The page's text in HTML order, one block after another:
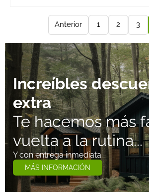
Anterior 1 2 3
Increíbles
extra
Te hacemos más
vuelta a la rutina...
Y con entrega inmediata
MÁS INFORMACIÓN